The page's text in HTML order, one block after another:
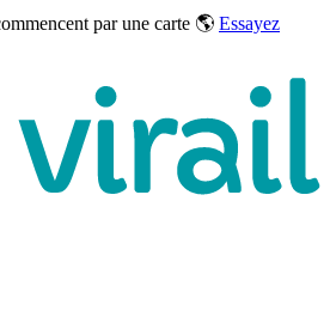
par une carte 🌎 Essayez